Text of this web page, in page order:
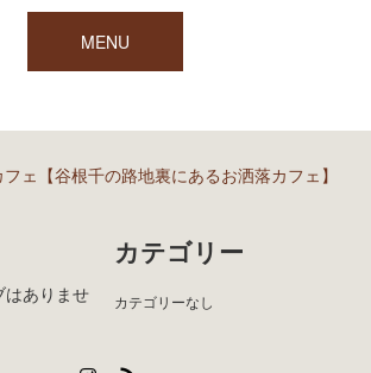
MENU
ェ【谷根千の路地裏にあるお洒落カフェ】
はありませ
カテゴリー
カテゴリーなし